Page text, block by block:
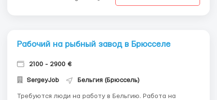
Рабочий на рыбный завод в Брюсселе
2100 - 2900 €
SergeyJob Бельгия (Брюссель)
Требуются люди на работу в Бельгию. Работа на